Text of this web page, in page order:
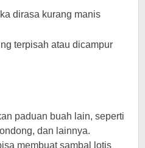
dirasa kurang manis
terpisah atau dicampur
paduan buah lain, seperti
dan lainnya.
membuat sambal lotis